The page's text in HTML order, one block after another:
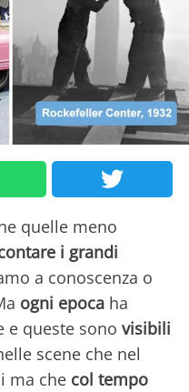
quelle meno
i grandi
a conoscenza o
ogni epoca ha
e queste sono visibili
scene che nel
ma che col tempo